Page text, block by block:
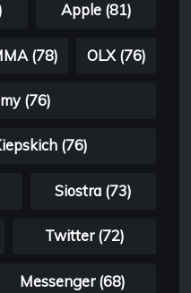
Apple (81)
(78) OLX (76)
(76)
(76)
Siostra (73)
Twitter (72)
Messenger (68)